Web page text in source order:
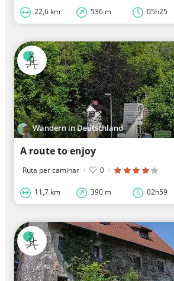
22,6 km 536 m 05h25
Wandern in Deutschland
A route to enjoy
Ruta per caminar · 0 ·
11,7 km 390 m 02h59